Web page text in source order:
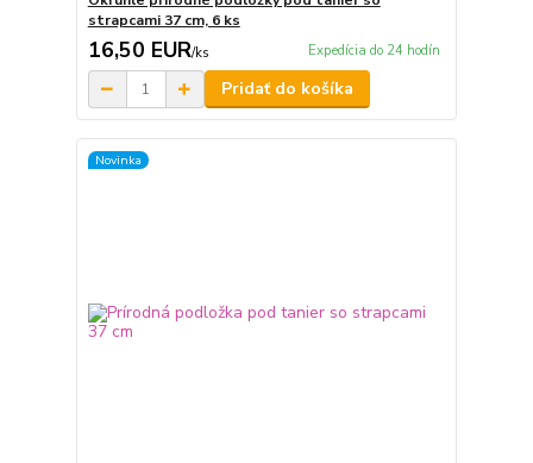
strapcami 37 cm, 6 ks
16,50 EUR/ks Expedícia do 24 hodín
Pridať do košíka
Novinka